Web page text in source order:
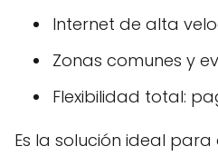
Internet de alta
Zonas comunes y
Flexibilidad total:
Es la solución ideal